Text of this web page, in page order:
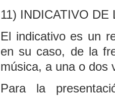
11) INDICATIVO DE
El indicativo es un
en su caso, de la
música, a una o dos
Para la